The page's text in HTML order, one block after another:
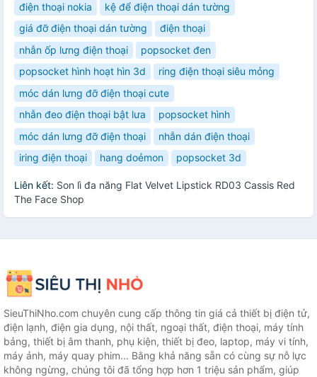
điện thoại nokia
kệ để điện thoại dán tường
giá đỡ điện thoại dán tường
điện thoại
nhẫn ốp lưng điện thoại
popsocket đen
popsocket hình hoạt hìn 3d
ring điện thoại siêu mỏng
móc dán lưng đỡ điện thoại cute
nhẫn đeo điện thoại bật lưa
popsocket hình
móc dán lưng đỡ điện thoại
nhẫn dán điện thoại
iring điện thoại
hang doẻmon popsocket 3d
Liên kết: Son lì đa năng Flat Velvet Lipstick RD03 Cassis Red
The Face Shop
SieuThiNho.com chuyên cung cấp thông tin giá cả thiết bị điện tử,
điện lạnh, điện gia dụng, nội thất, ngoại thất, điện thoại, máy tính
bảng, thiết bị âm thanh, phụ kiện, thiết bị đeo, laptop, máy vi tính,
máy ảnh, máy quay phim... Bằng khả năng sẵn có cùng sự nỗ lực
không ngừng, chúng tôi đã tổng hợp hơn 1 triệu sản phẩm, giúp